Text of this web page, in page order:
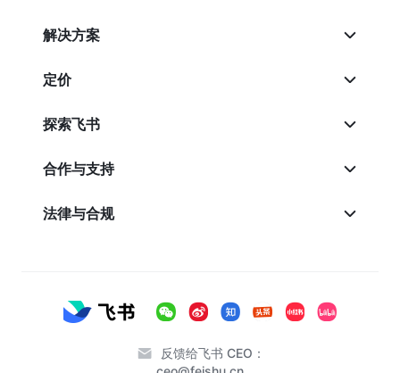
解决方案
定价
探索飞书
合作与支持
法律与合规
反馈给飞书 CEO：